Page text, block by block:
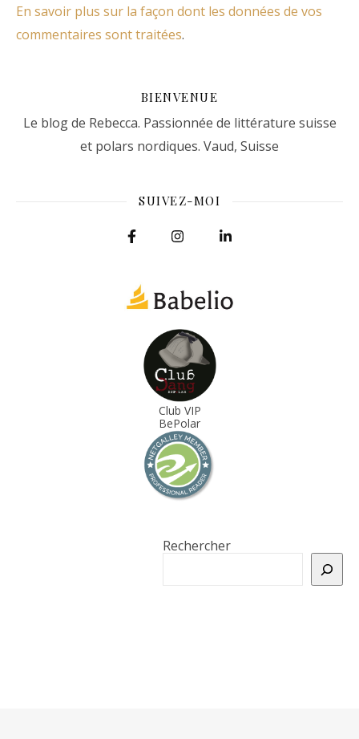
En savoir plus sur la façon dont les données de vos
commentaires sont traitées.
BIENVENUE
Le blog de Rebecca. Passionnée de littérature suisse
et polars nordiques. Vaud, Suisse
SUIVEZ-MOI
Club VIP
BePolar
Rechercher